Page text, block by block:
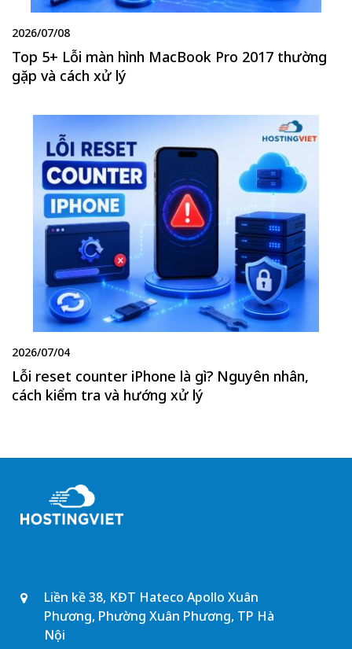
2026/07/08
Top 5+ Lỗi màn hình MacBook Pro 2017 thường
gặp và cách xử lý
2026/07/04
Lỗi reset counter iPhone là gì? Nguyên nhân,
cách kiểm tra và hướng xử lý
Liền kề 38, KĐT Hateco Apollo Xuân
Phương, Phường Xuân Phương, TP Hà
Nội